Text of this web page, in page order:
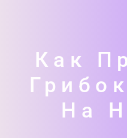
Как
На